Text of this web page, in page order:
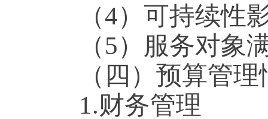
（4）可持续性
（5）服务对象
（四）预算管
1.财务管理